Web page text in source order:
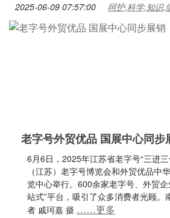
2025-06-09 07:57:00 呵护,科学,知识,
老字号外贸优品 国展中心同步
6月6日，2025年江苏省老字号“三进
（江苏）老字号博览会和外贸优品中
览中心举行。600余家老字号、外贸
站式”平台，吸引了众多消费者光顾。
者 戚珂嘉 摄 ……更多